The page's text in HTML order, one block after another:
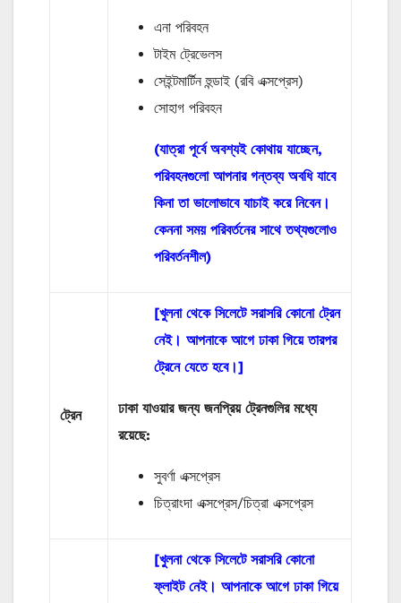
এনা পরিবহন
টাইম ট্রেভেলস
সেইন্টমার্টিন হুন্ডাই (রবি এক্সপ্রেস)
সোহাগ পরিবহন
(যাত্রা পূর্বে অবশ্যই কোথায় যাচ্ছেন,
পরিবহনগুলো আপনার গন্তব্য অবধি যাবে
কিনা তা ভালোভাবে যাচাই করে নিবেন।
কেননা সময় পরিবর্তনের সাথে তথ্যগুলোও
পরিবর্তনশীল)
ট্রেন
[খুলনা থেকে সিলেটে সরাসরি কোনো ট্রেন
নেই। আপনাকে আগে ঢাকা গিয়ে তারপর
ট্রেনে যেতে হবে।]
ঢাকা যাওয়ার জন্য জনপ্রিয় ট্রেনগুলির মধ্যে
রয়েছে:
সুবর্ণা এক্সপ্রেস
চিত্রাংদা এক্সপ্রেস/চিত্রা এক্সপ্রেস
[খুলনা থেকে সিলেটে সরাসরি কোনো
ফ্লাইট নেই। আপনাকে আগে ঢাকা গিয়ে